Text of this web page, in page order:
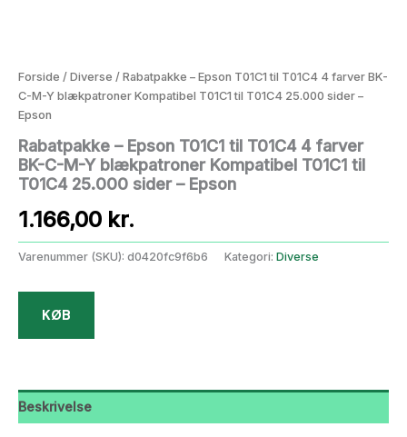
Forside / Diverse / Rabatpakke – Epson T01C1 til T01C4 4 farver BK-
C-M-Y blækpatroner Kompatibel T01C1 til T01C4 25.000 sider –
Epson
Rabatpakke – Epson T01C1 til T01C4 4 farver
BK-C-M-Y blækpatroner Kompatibel T01C1 til
T01C4 25.000 sider – Epson
1.166,00 kr.
Varenummer (SKU): d0420fc9f6b6 Kategori: Diverse
KØB
Beskrivelse